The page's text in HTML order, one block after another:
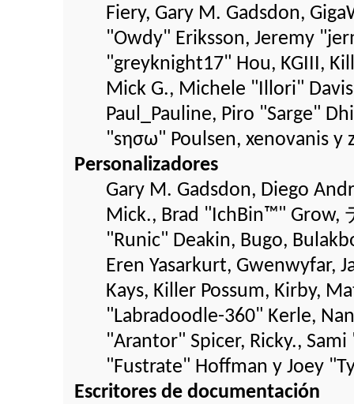
Fiery, Gary M. Gadsdon,
"Owdy" Eriksson, Jeremy
"greyknight17" Hou, KGIII,
Mick G., Michele "Illori"
Paul_Pauline, Piro "Sarge"
"sησω" Poulsen, xenovanis y
Personalizadores
Gary M. Gadsdon, Diego
Mick., Brad "IchBin™" Grow,
"Runic" Deakin, Bugo,
Eren Yasarkurt, Gwenwyfar,
Kays, Killer Possum, Kirby,
"Labradoodle-360" Kerle,
"Arantor" Spicer, Ricky.,
"Fustrate" Hoffman y Joey
Escritores de documentación